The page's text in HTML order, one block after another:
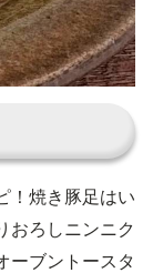
！焼き豚足はい
おろしニンニク
ーブントースタ